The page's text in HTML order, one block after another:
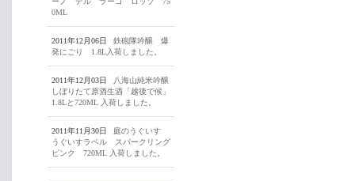
0ML
2011年12月06日
鉄砲隊吟醸 爆
発にごり 1.8L入荷しました。
2011年12月03日
八海山純米吟醸
しぼりたて原酒生酒「越後で候」
1.8Lと720ML 入荷しました。
2011年11月30日
庭のうぐいす
うぐいすラベル スパークリング
ピンク 720ML 入荷しました。